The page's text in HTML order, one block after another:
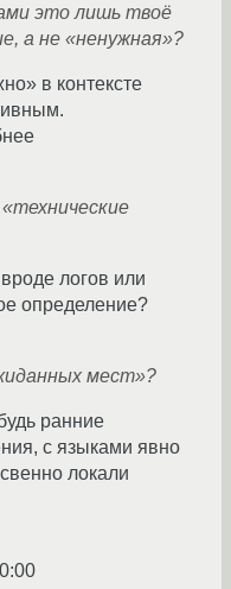
это лишь твоё
а не «ненужная»?
в контексте
логов или
определение?
мест»?
ранние
с языками явно
локали